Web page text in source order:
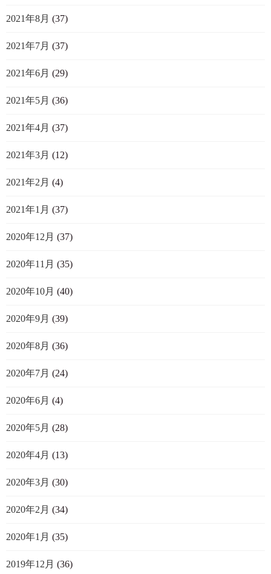
2021年8月 (37)
2021年7月 (37)
2021年6月 (29)
2021年5月 (36)
2021年4月 (37)
2021年3月 (12)
2021年2月 (4)
2021年1月 (37)
2020年12月 (37)
2020年11月 (35)
2020年10月 (40)
2020年9月 (39)
2020年8月 (36)
2020年7月 (24)
2020年6月 (4)
2020年5月 (28)
2020年4月 (13)
2020年3月 (30)
2020年2月 (34)
2020年1月 (35)
2019年12月 (36)